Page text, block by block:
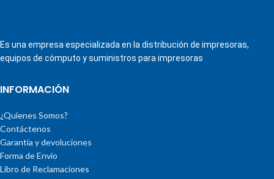
Es una empresa especializada en la distribución de impresoras,
equipos de cómputo y suministros para impresoras
INFORMACIÓN
¿Quienes Somos?
Contáctenos
Garantía y devoluciones
Forma de Envío
Libro de Reclamaciones